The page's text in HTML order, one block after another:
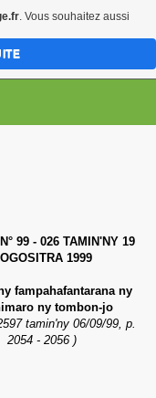
99 - 026 TAMIN'NY 19
1999
fampahafantarana ny
ny tombon-jo
tamin'ny 06/09/99, p.
2054 - 2056 )
. Vous souhaitez aussi